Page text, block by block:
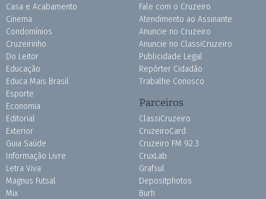
Casa e Acabamento
Cinema
Condomínios
Cruzeirinho
Do Leitor
Educação
Educa Mais Brasil
Esporte
Economia
Editorial
Exterior
Guia Saúde
Informação Livre
Letra Viva
Magnus Futsal
Mix
Fale com o Cruzeiro
Atendimento ao Assinante
Anuncie no Cruzeiro
Anuncie no ClassiCruzeiro
Publicidade Legal
Repórter Cidadão
Trabalhe Conosco
Parceiros
ClassiCruzeiro
CruzeiroCard
Cruzeiro FM 92.3
CruxLab
Grafsul
Depositphotos
Burh